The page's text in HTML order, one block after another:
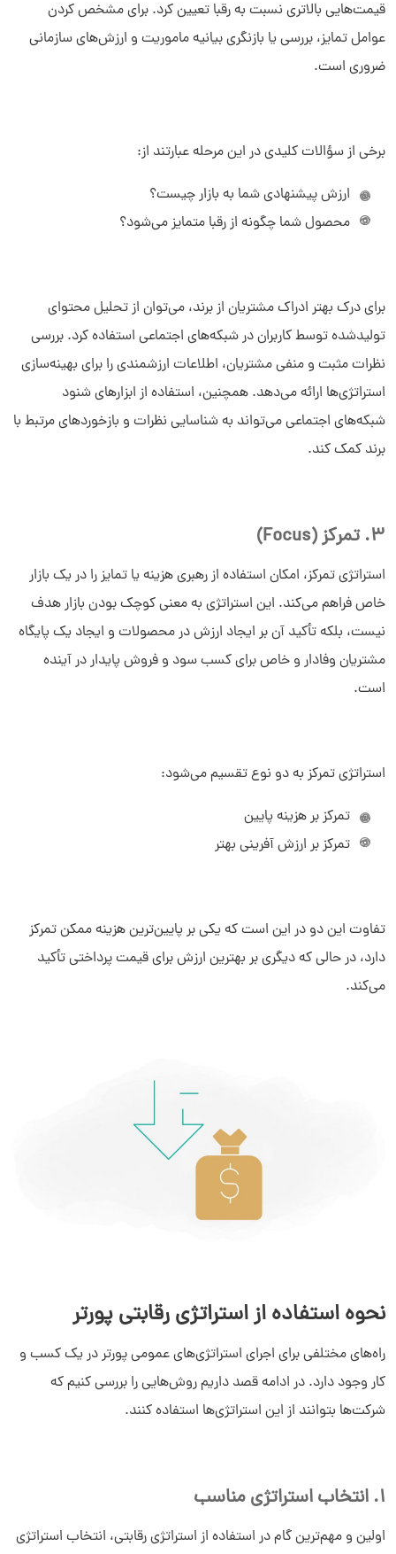
قیمت‌هایی بالاتری نسبت به رقبا تعیین کرد. برای مشخص کردن
عوامل تمایز، بررسی یا بازنگری بیانیه ماموریت و ارزش‌های سازمانی
ضروری است.
برخی از سؤالات کلیدی در این مرحله عبارتند از:
ارزش پیشنهادی شما به بازار چیست؟
محصول شما چگونه از رقبا متمایز می‌شود؟
برای درک بهتر ادراک مشتریان از برند، می‌توان از تحلیل محتوای
تولیدشده توسط کاربران در شبکه‌های اجتماعی استفاده کرد. بررسی
نظرات مثبت و منفی مشتریان، اطلاعات ارزشمندی را برای بهینه‌سازی
استراتژی‌ها ارائه می‌دهد. همچنین، استفاده از ابزارهای شنود
شبکه‌های اجتماعی می‌تواند به شناسایی نظرات و بازخوردهای مرتبط با
برند کمک کند.
3. تمرکز (Focus)
استراتژی تمرکز، امکان استفاده از رهبری هزینه یا تمایز را در یک بازار
خاص فراهم می‌کند. این استراتژی به معنی کوچک بودن بازار هدف
نیست، بلکه تأکید آن بر ایجاد ارزش در محصولات و ایجاد یک پایگاه
مشتریان وفادار و خاص برای کسب سود و فروش پایدار در آینده
است.
استراتژی تمرکز به دو نوع تقسیم می‌شود:
تمرکز بر هزینه پایین
تمرکز بر ارزش آفرینی بهتر
تفاوت این دو در این است که یکی بر پایین‌ترین هزینه ممکن تمرکز
دارد، در حالی که دیگری بر بهترین ارزش برای قیمت پرداختی تأکید
می‌کند.
نحوه استفاده از استراتژی‌ رقابتی پورتر
راه‌های مختلفی برای اجرای استراتژی‌های عمومی پورتر در یک کسب و
کار وجود دارد. در ادامه قصد داریم روش‌هایی را بررسی کنیم که
شرکت‌ها بتوانند از این استراتژی‌ها استفاده کنند.
1. انتخاب استراتژی مناسب
اولین و مهم‌ترین گام در استفاده از استراتژی رقابتی، انتخاب استراتژی